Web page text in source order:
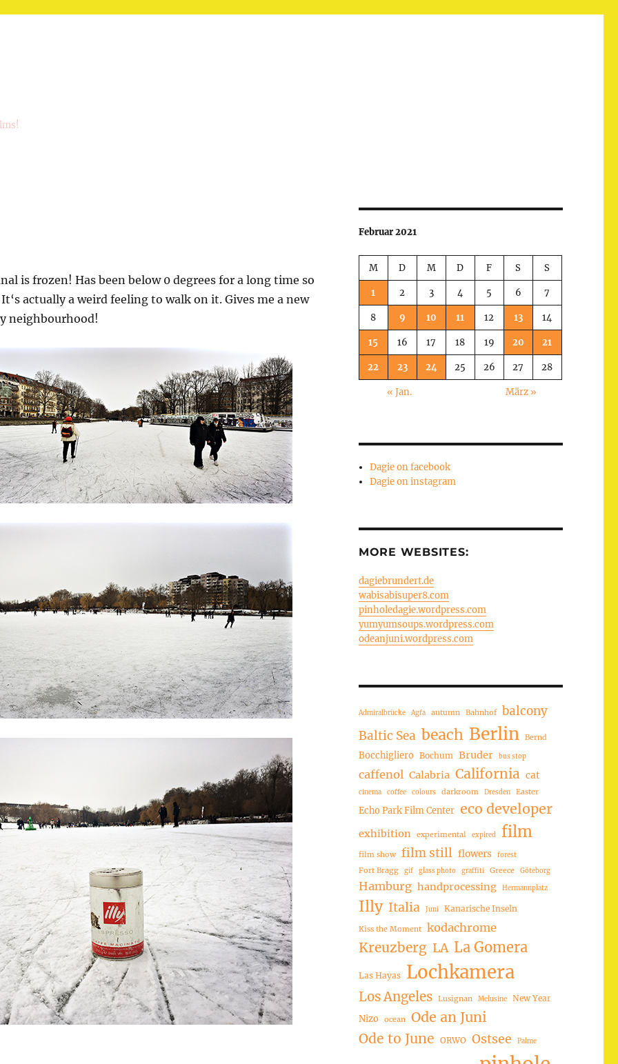
is frozen! Has been below 0 degrees for a long time so
actually a weird feeling to walk on it. Gives me a new
neighbourhood!
Februar 2021
M D M D F S S
1 2 3 4 5 6 7
8 9 10 11 12 13 14
15 16 17 18 19 20 21
22 23 24 25 26 27 28
« Jan. März »
Dagie on facebook
Dagie on instagram
MORE WEBSITES:
dagiebrundert.de
wabisabisuper8.com
pinholedagie.wordpress.com
yumyumsoups.wordpress.com
odeanjuni.wordpress.com
Admiralbrücke Agfa autumn Bahnhof balcony
Baltic Sea beach Berlin Bernd
Bocchigliero Bochum Bruder bus stop
caffenol Calabria California cat
cinema coffee colours darkroom Dresden Easter
Echo Park Film Center eco developer
exhibition experimental expired film
film show film still flowers forest
Fort Bragg gif glass photo graffiti Greece Göteborg
Hamburg handprocessing Hermannplatz
Illy Italia Juni Kanarische Inseln
Kiss the Moment kodachrome
Kreuzberg LA La Gomera
Las Hayas Lochkamera
Los Angeles Lusignan Melusine New Year
Nizo ocean
Ode an Juni
Ode to June ORWO Ostsee Palme